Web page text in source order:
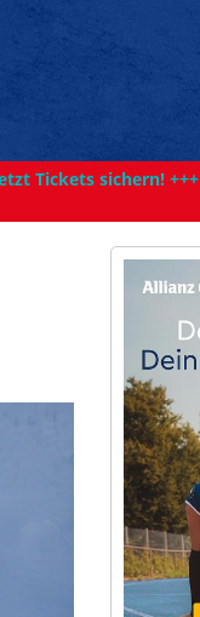
Tickets sichern! +++